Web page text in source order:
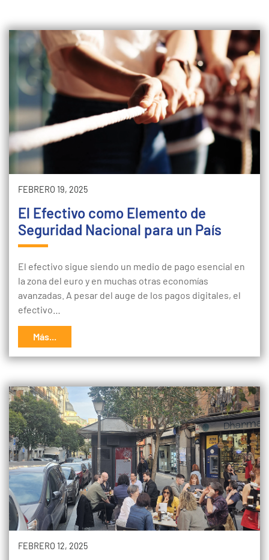
FEBRERO 19, 2025
El Efectivo como Elemento de
Seguridad Nacional para un País
El efectivo sigue siendo un medio de pago esencial en
la zona del euro y en muchas otras economías
avanzadas. A pesar del auge de los pagos digitales, el
efectivo…
Más...
FEBRERO 12, 2025